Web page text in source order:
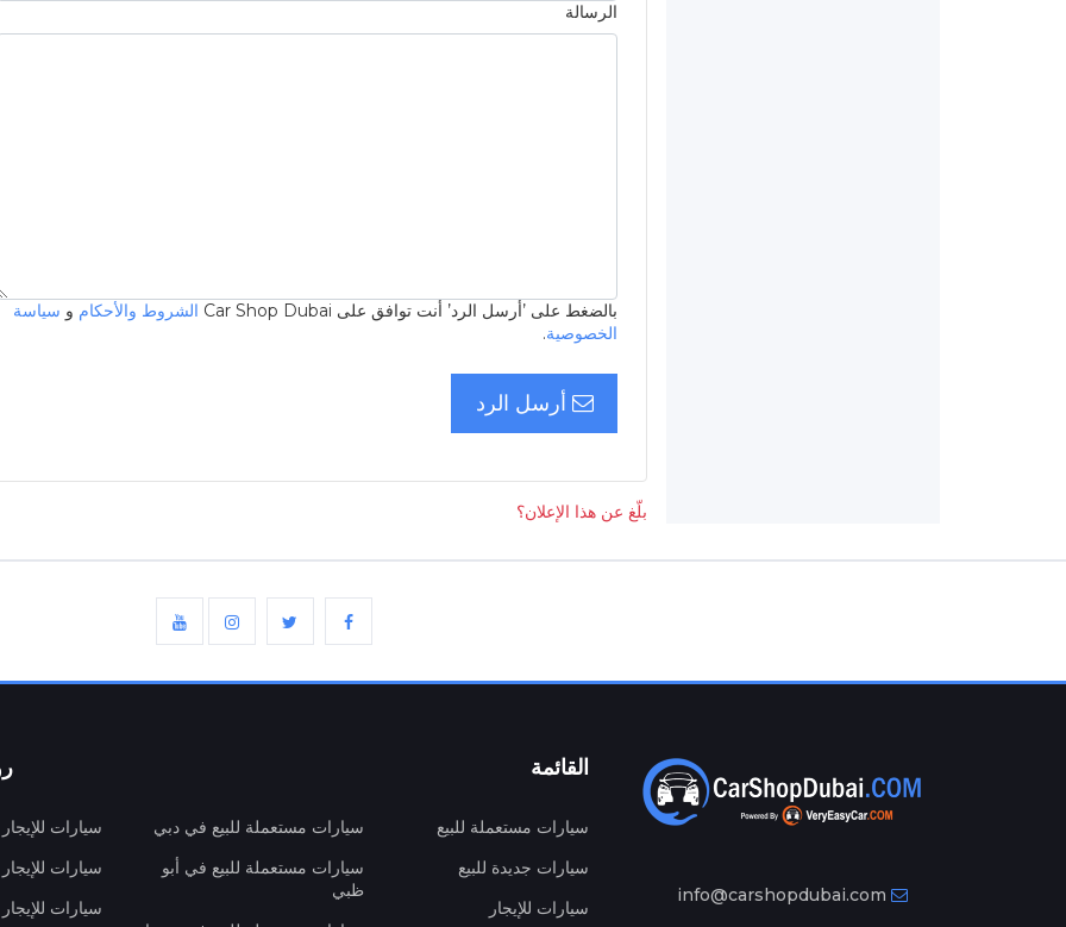
الرسالة
بالضغط على ’أرسل الرد’ أنت توافق على Car Shop Dubai الشروط والأحكام و سياسة
الخصوصية.
أرسل الرد
بلّغ عن هذا الإعلان؟
info@carshopdubai.com
القائمة
سيارات مستعملة للبيع
سيارات جديدة للبيع
سيارات للإيجار
سيارات مستعملة للبيع في دبي
سيارات مستعملة للبيع في أبو
ظبي
سيارات
سيارات
سيارات